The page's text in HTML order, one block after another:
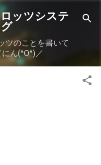
テンツに移動
ッツシステ
ツのことを書いて
ん(^O^)／